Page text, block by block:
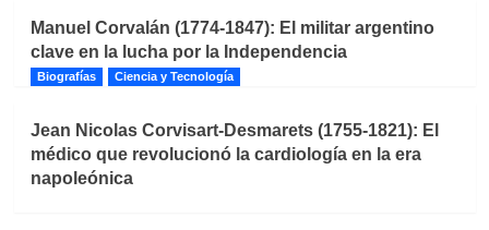
Manuel Corvalán (1774-1847): El militar argentino
clave en la lucha por la Independencia
Biografías Ciencia y Tecnología
Jean Nicolas Corvisart-Desmarets (1755-1821): El
médico que revolucionó la cardiología en la era
napoleónica